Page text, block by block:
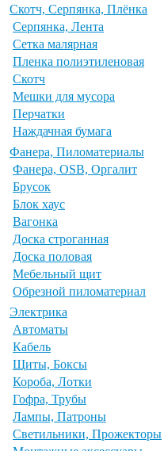
Скотч, Серпянка, Плёнка
Серпянка, Лента
Сетка малярная
Пленка полиэтиленовая
Скотч
Мешки для мусора
Перчатки
Наждачная бумага
Фанера, Пиломатериалы
Фанера, OSB, Оргалит
Брусок
Блок хаус
Вагонка
Доска строганная
Доска половая
Мебельный щит
Обрезной пиломатериал
Электрика
Автоматы
Кабель
Щиты, Боксы
Короба, Лотки
Гофра, Трубы
Лампы, Патроны
Светильники, Прожекторы